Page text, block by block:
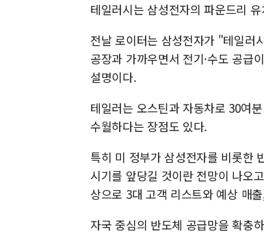
테일러시는 삼성전자의 파운드리
전날 로이터는 삼성전자가 "테일러
공장과 가까우면서 전기·수도 공급
설명이다.
테일러는 오스틴과 자동차로 30여
수월하다는 장점도 있다.
특히 미 정부가 삼성전자를 비롯한
시기를 앞당길 것이란 전망이 나오
상으로 3대 고객 리스트와 예상 매
자국 중심의 반도체 공급망을 확충